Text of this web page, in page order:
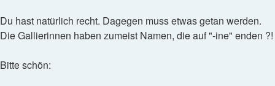
Du hast natürlich recht. Dagegen muss etwas getan werden.
Die Gallierinnen haben zumeist Namen, die auf "-ine" enden ?!
Bitte schön: